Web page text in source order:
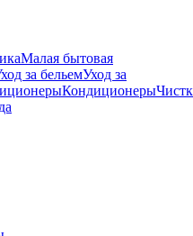
Малая бытовая
за бельемУход за
Кондиционеры